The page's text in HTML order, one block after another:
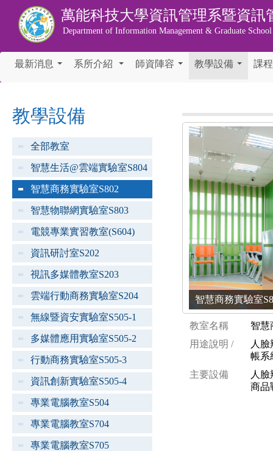
萬能科技大學資訊管理系暨資訊
Department of Information Management & Graduate
最新消息 系所介紹 師資陣容 教學設備 課
教學設備
全部教室
智慧生活@雲端實驗室S804
智慧商務實驗室S802
智慧物聯網實驗室S803
電競專業實習教室(S604)
資訊研討室S202
視訊多媒體教室S203
雲端行動商務實驗室S204
無線暨資安實驗室S505-1
多媒體應用實驗室S505-2
行動商務實驗室S505-3
資訊創新實驗室S505-4
專業電腦教室S504
專業電腦教室S704
專業電腦教室S705
智慧商務實驗室
教室名稱
智慧
用途說明 /
人
帳系
主要設備
人
商品